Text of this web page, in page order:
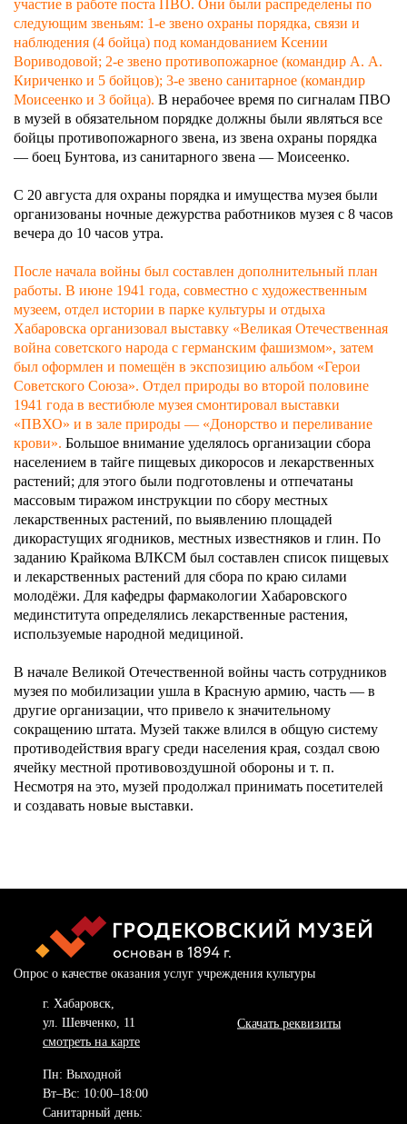
участие в работе поста ПВО. Они были распределены по
следующим звеньям: 1‑е звено охраны порядка, связи и
наблюдения (4 бойца) под командованием Ксении
Вориводовой; 2‑е звено противопожарное (командир А. А.
Кириченко и 5 бойцов); 3‑е звено санитарное (командир
Моисеенко и 3 бойца). В нерабочее время по сигналам ПВО
в музей в обязательном порядке должны были являться все
бойцы противопожарного звена, из звена охраны порядка
— боец Бунтова, из санитарного звена — Моисеенко.
С 20 августа для охраны порядка и имущества музея были
организованы ночные дежурства работников музея с 8 часов
вечера до 10 часов утра.
После начала войны был составлен дополнительный план
работы. В июне 1941 года, совместно с художественным
музеем, отдел истории в парке культуры и отдыха
Хабаровска организовал выставку «Великая Отечественная
война советского народа с германским фашизмом», затем
был оформлен и помещён в экспозицию альбом «Герои
Советского Союза». Отдел природы во второй половине
1941 года в вестибюле музея смонтировал выставки
«ПВХО» и в зале природы — «Донорство и переливание
крови». Большое внимание уделялось организации сбора
населением в тайге пищевых дикоросов и лекарственных
растений; для этого были подготовлены и отпечатаны
массовым тиражом инструкции по сбору местных
лекарственных растений, по выявлению площадей
дикорастущих ягодников, местных известняков и глин. По
заданию Крайкома ВЛКСМ был составлен список пищевых
и лекарственных растений для сбора по краю силами
молодёжи. Для кафедры фармакологии Хабаровского
мединститута определялись лекарственные растения,
используемые народной медициной.
В начале Великой Отечественной войны часть сотрудников
музея по мобилизации ушла в Красную армию, часть — в
другие организации, что привело к значительному
сокращению штата. Музей также влился в общую систему
противодействия врагу среди населения края, создал свою
ячейку местной противовоздушной обороны и т. п.
Несмотря на это, музей продолжал принимать посетителей
и создавать новые выставки.
Опрос о качестве оказания услуг учреждения культуры
г. Хабаровск,
ул. Шевченко, 11
смотреть на карте
Скачать реквизиты
Пн: Выходной
Вт–Вс: 10:00–18:00
Санитарный день: